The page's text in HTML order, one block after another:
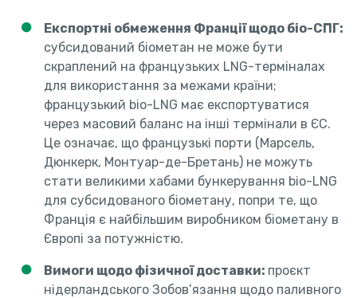
Експортні обмеження Франції щодо біо-СПГ:
субсидований біометан не може бути
скраплений на французьких LNG-терміналах
для використання за межами країни;
французький bio-LNG має експортуватися
через масовий баланс на інші термінали в ЄС.
Це означає, що французькі порти (Марсель,
Дюнкерк, Монтуар-де-Бретань) не можуть
стати великими хабами бункерування bio-LNG
для субсидованого біометану, попри те, що
Франція є найбільшим виробником біометану в
Європі за потужністю.
Вимоги щодо фізичної доставки: проєкт
нідерландського Зобов’язання щодо паливного